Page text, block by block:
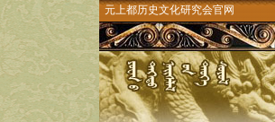
元上都历史文化研究会官网